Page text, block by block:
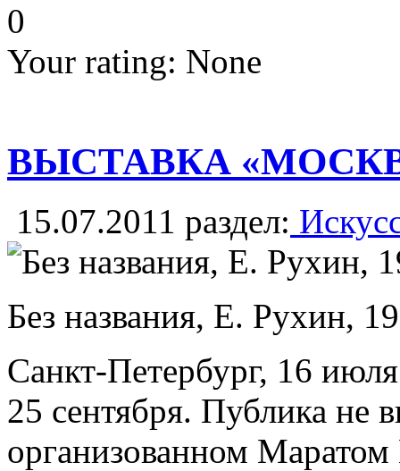
0
Your rating: None
ВЫСТАВКА
15.07.2011 раздел:
Без названия, Е. Рухин,
Санкт-Петербург, 16
25 сентября. Публика не
организованном